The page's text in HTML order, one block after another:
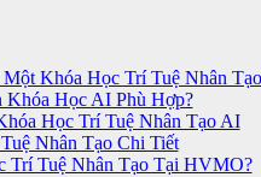
Khóa Học Trí Tuệ Nhân
Học AI Phù Hợp?
Học Trí Tuệ Nhân Tạo AI
Nhân Tạo Chi Tiết
Trí Tuệ Nhân Tạo Tại HVMO?